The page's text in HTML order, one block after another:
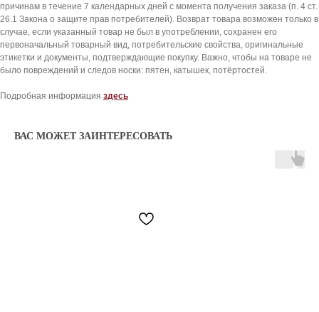
причинам в течение 7 календарных дней с момента получения заказа (п. 4 ст.
26.1 Закона о защите прав потребителей). Возврат товара возможен только в
случае, если указанный товар не был в употреблении, сохранен его
первоначальный товарный вид, потребительские свойства, оригинальные
этикетки и документы, подтверждающие покупку. Важно, чтобы на товаре не
было повреждений и следов носки: пятен, катышек, потёртостей.
Подробная информация здесь
ВАС МОЖЕТ ЗАИНТЕРЕСОВАТЬ
СПОСОБЫ ДОСТАВКИ
ОБМЕН И ВОЗВРАТ
КОНСЬЕРЖ СЕРВИС
NIKE
JORDAN
SKIMS